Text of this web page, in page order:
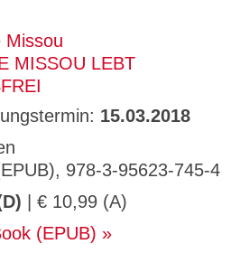
Missou
MISSOU LEBT
15.03.2018
978-3-95623-745-4
| € 10,99 (A)
(EPUB)